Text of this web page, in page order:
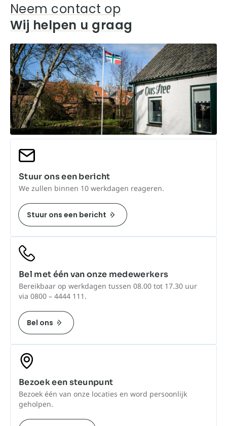
Neem contact op
Wij helpen u graag
Stuur ons een bericht
We zullen binnen 10 werkdagen reageren.
Stuur ons een bericht
Bel met één van onze medewerkers
Bereikbaar op werkdagen tussen 08.00 tot 17.30 uur
via 0800 – 4444 111.
Bel ons
Bezoek een steunpunt
Bezoek één van onze locaties en word persoonlijk
geholpen.